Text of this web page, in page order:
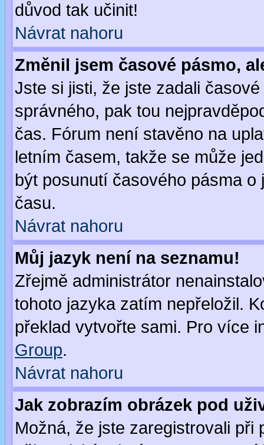
důvod tak učinit!
Návrat nahoru
Změnil jsem časové pásmo,
Jste si jisti, že jste zadali
správného, pak tou
čas. Fórum není stavěno na
letním časem, takže se může
být posunutí časového pásma
času.
Návrat nahoru
Můj jazyk není na seznamu!
Zřejmě administrátor
tohoto jazyka zatím nepřeložil.
překlad vytvořte sami. Pro více
Group.
Návrat nahoru
Jak zobrazím obrázek pod
Možná, že jste zaregistrovali